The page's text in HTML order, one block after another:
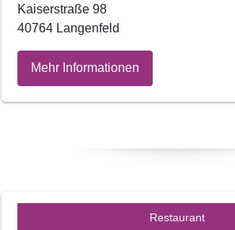
Kaiserstraße 98
40764 Langenfeld
Mehr Informationen
Restaurant